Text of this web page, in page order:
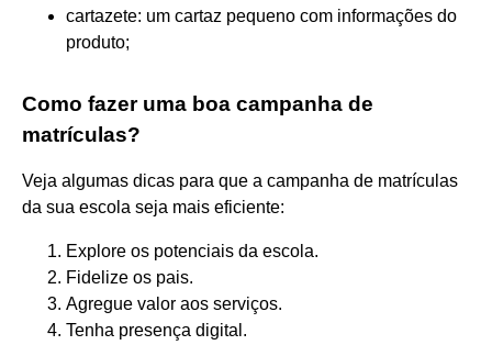
cartazete: um cartaz pequeno com informações do
produto;
Como fazer uma boa campanha de
matrículas?
Veja algumas dicas para que a campanha de matrículas
da sua escola seja mais eficiente:
Explore os potenciais da escola.
Fidelize os pais.
Agregue valor aos serviços.
Tenha presença digital.